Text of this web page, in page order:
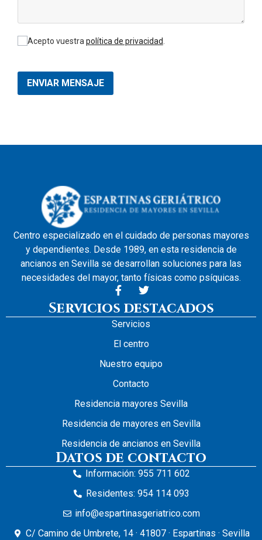
Acepto vuestra política de privacidad
ENVIAR MENSAJE
Centro especializado en el cuidado de personas mayores
y dependientes. Desde 1989, en esta residencia de
ancianos en Sevilla se desarrollan soluciones para las
necesidades del mayor, tanto físicas como psíquicas.
Servicios destacados
Servicios
El centro
Nuestro equipo
Contacto
Residencia mayores Sevilla
Residencia de mayores en Sevilla
Residencia de ancianos en Sevilla
Datos de contacto
Información: 955 711 602
Residentes: 954 114 093
info@espartinasgeriatrico.com
C/ Camino de Umbrete, 14 · 41807 · Espartinas · Sevilla